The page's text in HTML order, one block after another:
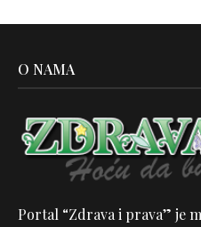
O NAMA
Portal “Zdrava i prava” je